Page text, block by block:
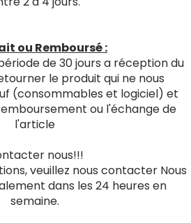
ou Remboursé :
de 30 jours a réception du
le produit qui ne nous
(consommables et logiciel) et
ou l'échange de
l'article
nous!!!
veuillez nous contacter Nous
dans les 24 heures en
semaine.